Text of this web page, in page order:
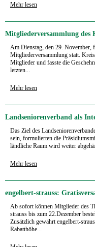
Mehr lesen
Mitgliederversammlung des
Am Dienstag, den 29. November,
Mitgliederversammlung statt.
Mitglieder und fasste die
letzten...
Mehr lesen
Landseniorenverband als
Das Ziel des
sein, formulierten die
ländliche Raum wird weiter
Mehr lesen
engelbert-strauss:
Ab sofort können Mitglieder des
strauss bis zum 22.Dezember
Zusätzlich gewährt engelbert-
Rabatthöhe...